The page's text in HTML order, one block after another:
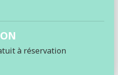
à réservation